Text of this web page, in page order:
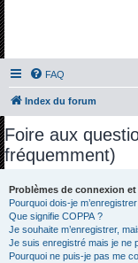
FAQ
Index du forum
Foire aux
fréquemment)
Problèmes de connexion
Pourquoi dois-je
Que signifie COPPA ?
Je souhaite m’enregistrer,
Je suis enregistré mais je ne
Pourquoi ne puis-je pas me